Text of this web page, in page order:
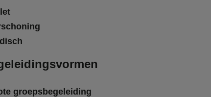
groepsbegeleiding